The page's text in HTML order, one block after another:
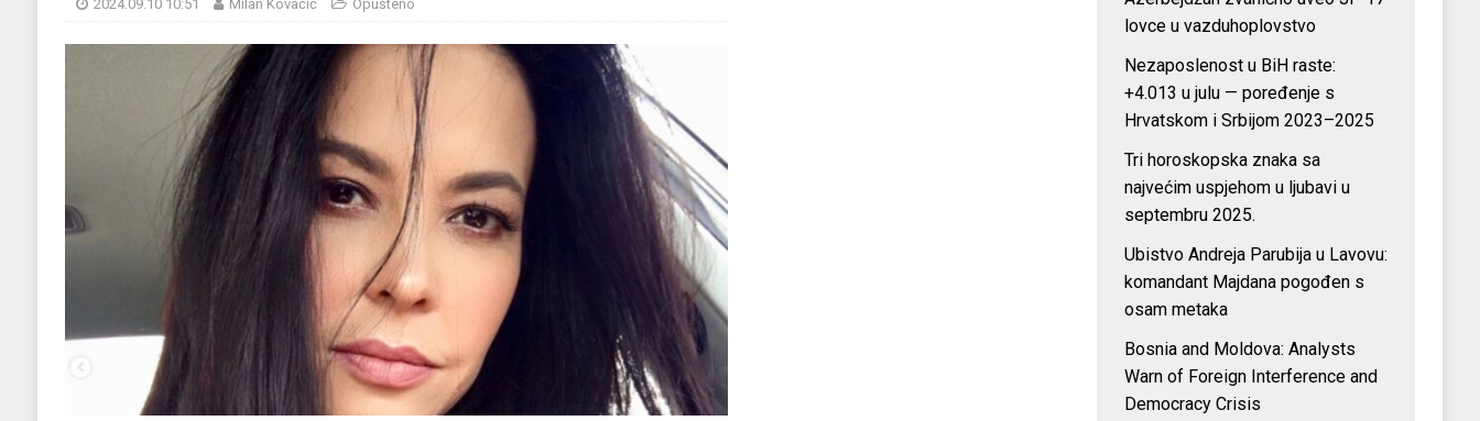
EKONOMIJA
[ 2025.09.02 17:27 ] Tri horoskopska znaka sa najvećim uspjehom u ljubavi u septembru 2025.
[ 2025.08.30 15:28 ] Ubistvo Andreja Parubija u Lavovu: komandant Majdana pogođen s osam metaka
[ 2018.12.09 09:30 ] Banjalučki horski susreti u znaku Jedinstva OPUŠTENO
2024.09.10 10:51 Milan Kovačić Opušteno
lovce u vazduhoplovstvo
Nezaposlenost u BiH raste:
+4.013 u julu — poređenje s
Hrvatskom i Srbijom 2023–2025
Tri horoskopska znaka sa
najvećim uspjehom u ljubavi u
septembru 2025.
Ubistvo Andreja Parubija u Lavovu:
komandant Majdana pogođen s
osam metaka
Bosnia and Moldova: Analysts
Warn of Foreign Interference and
Democracy Crisis